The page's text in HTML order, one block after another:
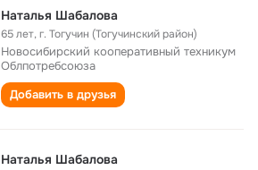
Наталья Шабалова
65 лет,г. Тогучин (Тогучинский район)
Новосибирский кооперативный техникум
Облпотребсоюза
Добавить в друзья
Наталья Шабалова